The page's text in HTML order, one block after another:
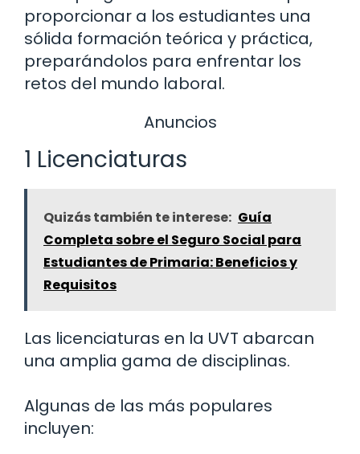
proporcionar a los estudiantes una
sólida formación teórica y práctica,
preparándolos para enfrentar los
retos del mundo laboral.
Anuncios
1 Licenciaturas
Quizás también te interese: Guía
Completa sobre el Seguro Social para
Estudiantes de Primaria: Beneficios y
Requisitos
Las licenciaturas en la UVT abarcan
una amplia gama de disciplinas.
Algunas de las más populares
incluyen: